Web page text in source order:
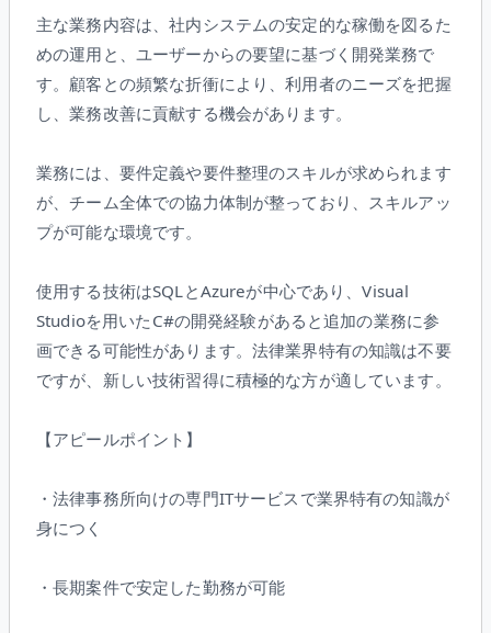
主な業務内容は、社内システムの安定的な稼働を図るた
めの運用と、ユーザーからの要望に基づく開発業務で
す。顧客との頻繁な折衝により、利用者のニーズを把握
し、業務改善に貢献する機会があります。
業務には、要件定義や要件整理のスキルが求められます
が、チーム全体での協力体制が整っており、スキルアッ
プが可能な環境です。
使用する技術はSQLとAzureが中心であり、Visual
Studioを用いたC#の開発経験があると追加の業務に参
画できる可能性があります。法律業界特有の知識は不要
ですが、新しい技術習得に積極的な方が適しています。
【アピールポイント】
・法律事務所向けの専門ITサービスで業界特有の知識が
身につく
・長期案件で安定した勤務が可能